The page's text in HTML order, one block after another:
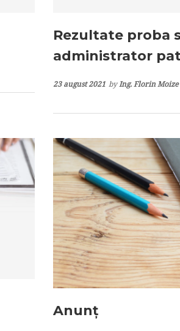
Rezultate proba
administrator
23 august 2021 byIng. Florin Moize
Anunț